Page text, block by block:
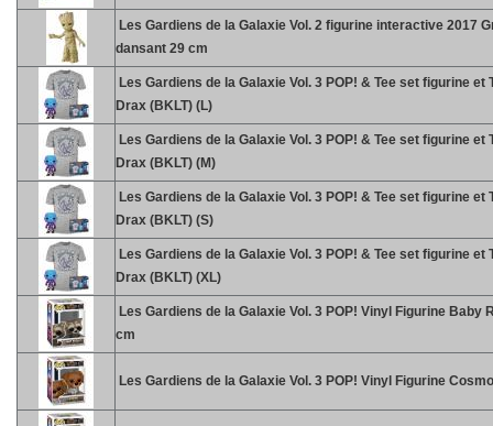
Les Gardiens de la Galaxie Vol. 2 figurine interactive 2017
dansant 29 cm
Les Gardiens de la Galaxie Vol. 3 POP! & Tee set figurine et
Drax (BKLT) (L)
Les Gardiens de la Galaxie Vol. 3 POP! & Tee set figurine et
Drax (BKLT) (M)
Les Gardiens de la Galaxie Vol. 3 POP! & Tee set figurine et
Drax (BKLT) (S)
Les Gardiens de la Galaxie Vol. 3 POP! & Tee set figurine et
Drax (BKLT) (XL)
Les Gardiens de la Galaxie Vol. 3 POP! Vinyl Figurine Baby
cm
Les Gardiens de la Galaxie Vol. 3 POP! Vinyl Figurine